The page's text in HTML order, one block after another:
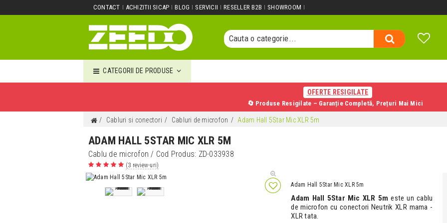
CONTACT ACHIZITII SICAP BLOG SERVICII RESELLER B2B SHOWROOM
Cauta un produs...
Cauta un producator...
CATEGORII DE PRODUSE
OFERTE RESIGILATE
🔄 Produse Resigilate – Garanție Completă, Prețuri Mai Mici
Cabluri si conectori Cabluri de microfon Adam Hall 5Star Mic XLR 5m
ADAM HALL 5STAR MIC XLR 5M
Cablu de microfon/ Cod Produs: ZD-033938
(3 review-uri)
Adam Hall 5Star Mic XLR 5m
Adam Hall 5Star Mic XLR 5m este un cablu
de microfon cu conectori Neutrik XLR mama -
XLR tata.